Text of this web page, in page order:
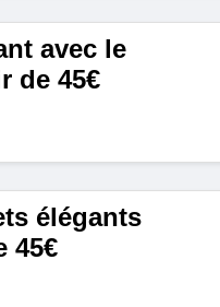
avec le
de 45€
élégants
45€